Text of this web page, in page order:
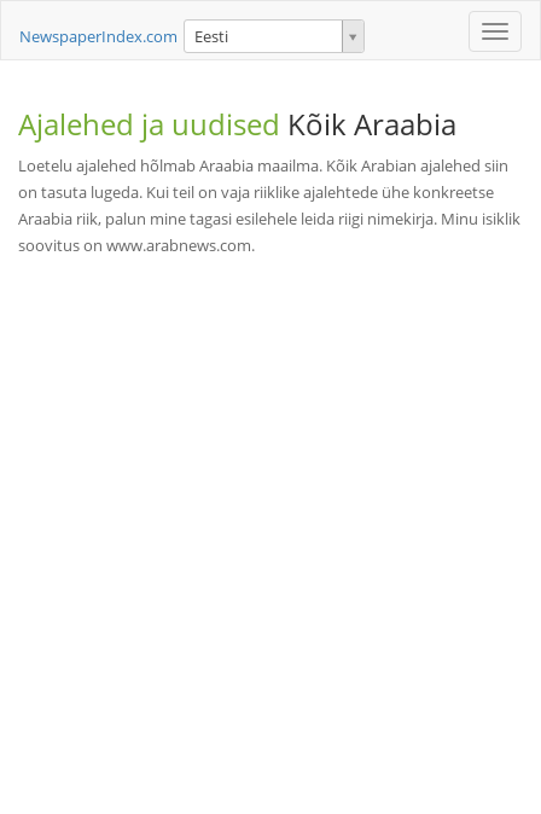
Toggle
NewspaperIndex.com Eesti
Ajalehed ja uudised Kõik Araabia
Loetelu ajalehed hõlmab Araabia maailma. Kõik Arabian ajalehed siin
on tasuta lugeda. Kui teil on vaja riiklike ajalehtede ühe konkreetse
Araabia riik, palun mine tagasi esilehele leida riigi nimekirja. Minu isiklik
soovitus on www.arabnews.com.